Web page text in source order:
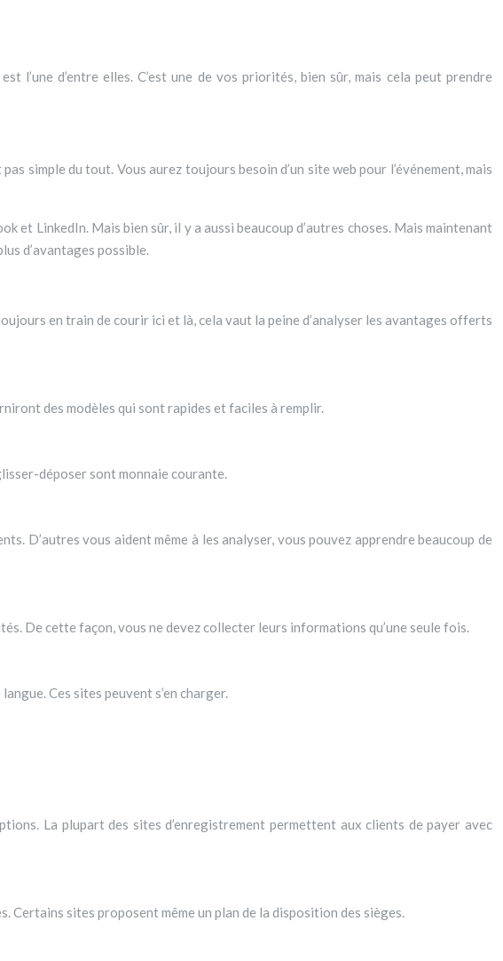
simple du tout. Vous aurez toujours besoin d’un site web pour l’événement, mais
et LinkedIn. Mais bien sûr, il y a aussi beaucoup d’autres choses. Mais maintenant
d’avantages possible.
en train de courir ici et là, cela vaut la peine d’analyser les avantages offerts
des modèles qui sont rapides et faciles à remplir.
déposer sont monnaie courante.
D’autres vous aident même à les analyser, vous pouvez apprendre beaucoup de
De cette façon, vous ne devez collecter leurs informations qu’une seule fois.
Ces sites peuvent s’en charger.
La plupart des sites d’enregistrement permettent aux clients de payer avec
Certains sites proposent même un plan de la disposition des sièges.